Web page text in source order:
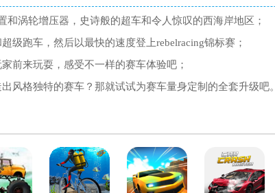
和涡轮增压器，史诗般的超车和令人惊叹的西海岸地区；
级跑车，然后以最快的速度登上rebelracing锦标赛；
前来玩耍，感受不一样的赛车体验吧；
风格独特的赛车？那就试试为赛车量身定制的全套升级吧。